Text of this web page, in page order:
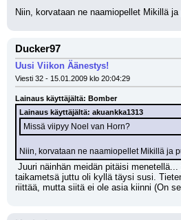
Niin, korvataan ne naamiopellet Mikillä
Ducker97
Uusi Viikon Äänestys!
Viesti 32 - 15.01.2009 klo 20:04:29
Lainaus käyttäjältä: Bomber
Lainaus käyttäjältä: akuankka1313
Missä viipyy Noel van Horn?
Niin, korvataan ne naamiopellet Mikillä ja
taikametsä juttu oli kyllä täysi susi.
riittää, mutta siitä ei ole asia kiinni (On